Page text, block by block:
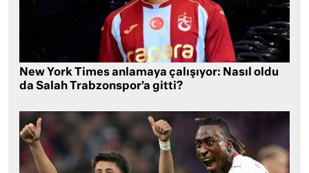
New York Times anlamaya çalışıyor: Nasıl oldu
da Salah Trabzonspor’a gitti?